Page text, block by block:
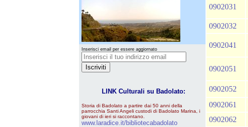
Inserisci email per essere aggiornato
LINK Culturali su Badolato:
Storia di Badolato a partire dai 50 anni della
parrocchia Santi Angeli custodi di Badolato Marina, i
giovani di ieri si raccontano.
www.laradice.it/bibliotecabadolato
0902031
0902032
0902041
0902051
0902052
0902061
0902062